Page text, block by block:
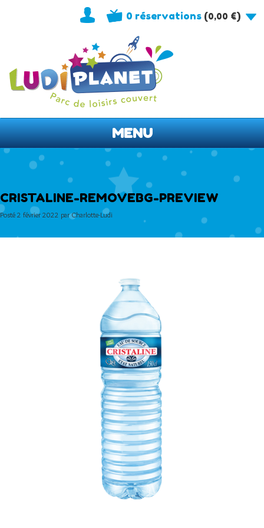
0 réservations(0,00 €)
MENU
CRISTALINE-REMOVEBG-PREVIEW
Posté 2 février 2022 par Charlotte-Ludi